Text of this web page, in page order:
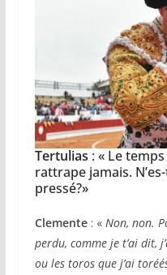
Tertulias : « Le
rattrape jamais.
pressé?»
Clemente : « Non, non.
perdu, comme je t’ai dit,
ou les toros que j’ai